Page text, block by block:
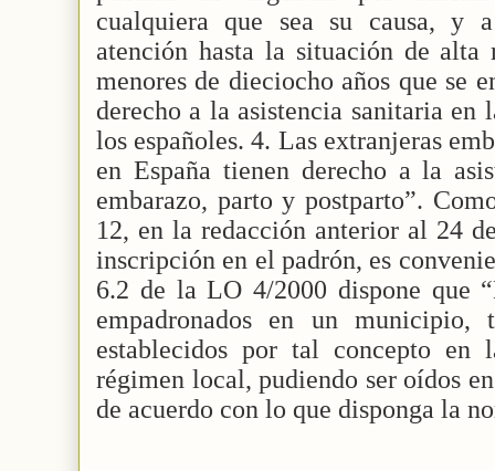
cualquiera que sea su causa, y
atención hasta la situación de alta
menores de dieciocho años que se
derecho a la asistencia sanitaria en
los españoles. 4. Las extranjeras
en España tienen derecho a la
embarazo, parto y postparto”.
12, en la redacción anterior al 24
inscripción en el padrón, es
6.2 de la LO 4/2000 dispone que
empadronados en un municipio,
establecidos por tal concepto en
régimen local, pudiendo ser oídos
de acuerdo con lo que disponga la